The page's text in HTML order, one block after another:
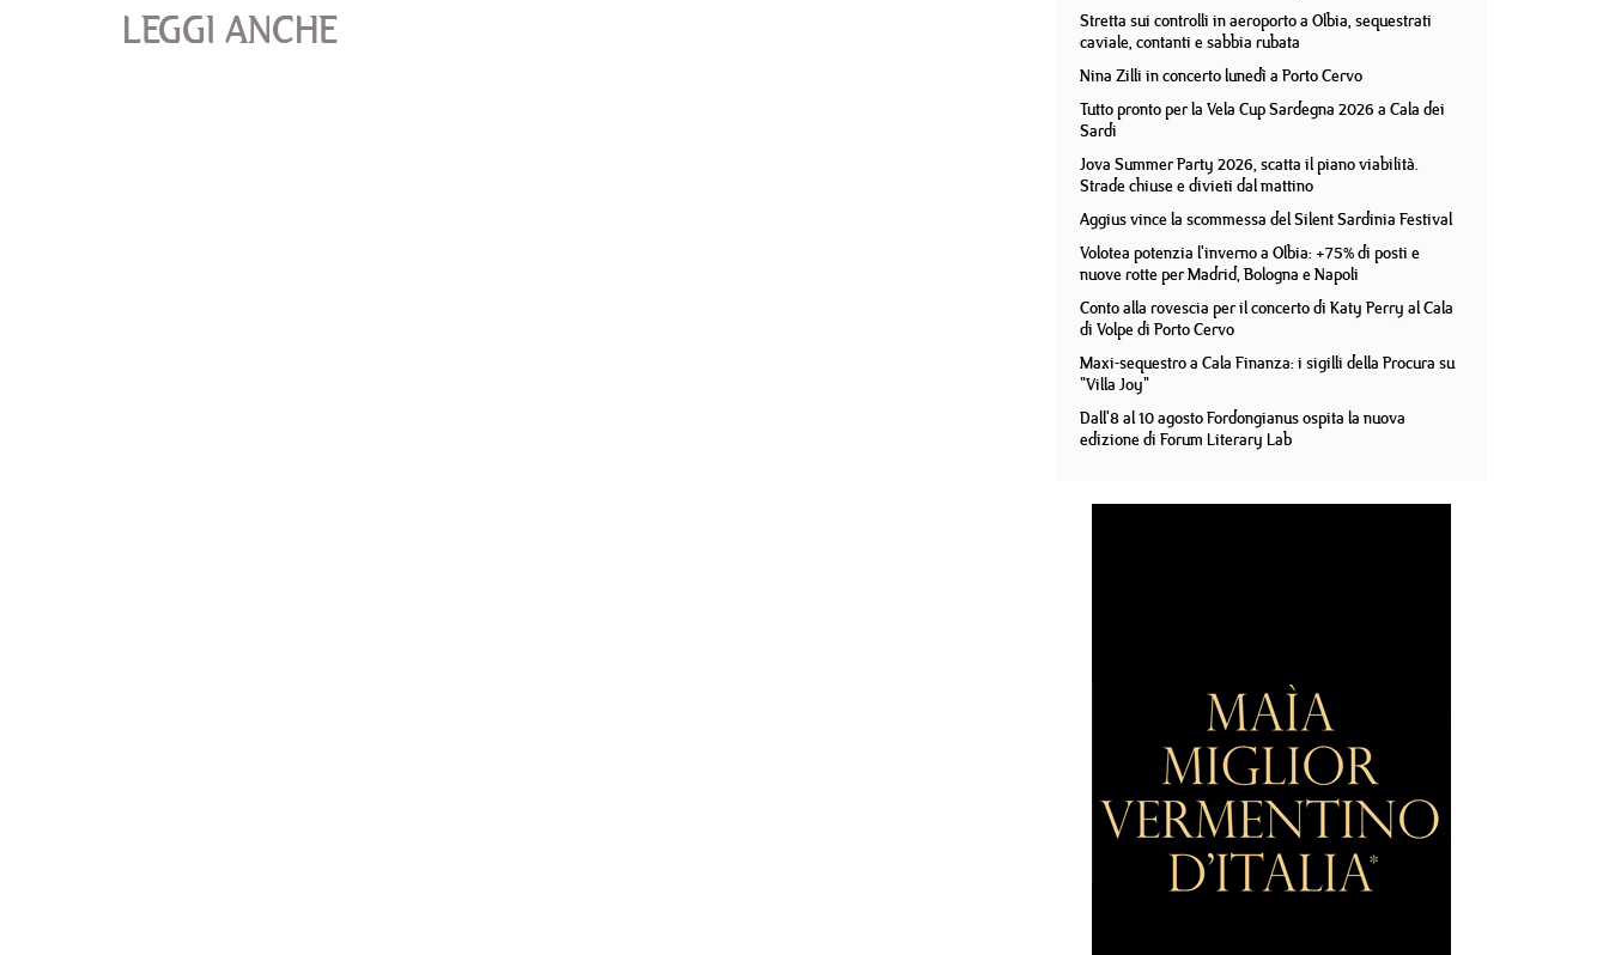
LEGGI ANCHE
Stretta sui controlli in aeroporto a Olbia, sequestrati
caviale, contanti e sabbia rubata
Nina Zilli in concerto lunedì a Porto Cervo
Tutto pronto per la Vela Cup Sardegna 2026 a Cala dei
Sardi
Jova Summer Party 2026, scatta il piano viabilità.
Strade chiuse e divieti dal mattino
Aggius vince la scommessa del Silent Sardinia Festival
Volotea potenzia l'inverno a Olbia: +75% di posti e
nuove rotte per Madrid, Bologna e Napoli
Conto alla rovescia per il concerto di Katy Perry al Cala
di Volpe di Porto Cervo
Maxi-sequestro a Cala Finanza: i sigilli della Procura su
"Villa Joy"
Dall'8 al 10 agosto Fordongianus ospita la nuova
edizione di Forum Literary Lab